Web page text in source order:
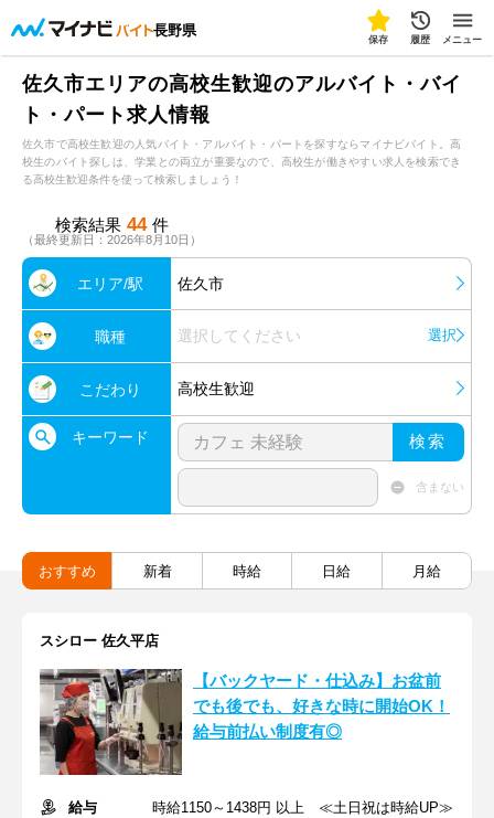
長野県
保存 履歴 メニュー
佐久市エリアの高校生歓迎のアルバイト・バイ
ト・パート求人情報
佐久市で高校生歓迎の人気バイト・アルバイト・パートを探すならマイナビバイト。高
校生のバイト探しは、学業との両立が重要なので、高校生が働きやすい求人を検索でき
る高校生歓迎条件を使って検索しましょう！
検索結果 44 件
（最終更新日：2026年8月10日）
エリア/駅 佐久市
職種 選択してください 選択
こだわり 高校生歓迎
キーワード 検索
含まない
おすすめ 新着 時給 日給 月給
スシロー 佐久平店
【バックヤード・仕込み】お盆前
でも後でも、好きな時に開始OK！
給与前払い制度有◎
給与
時給1150～1438円 以上 ≪土日祝は時給UP≫